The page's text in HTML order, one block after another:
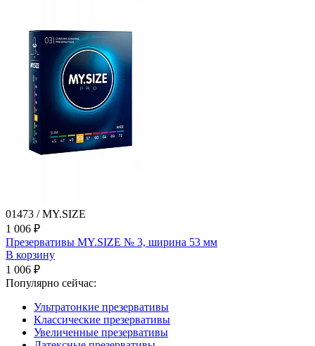
01473 / MY.SIZE
1 006 ₽
Презервативы MY.SIZE № 3, ширина 53 мм
В корзину
1 006 ₽
Популярно сейчас:
Ультратонкие презервативы
Классические презервативы
Увеличенные презервативы